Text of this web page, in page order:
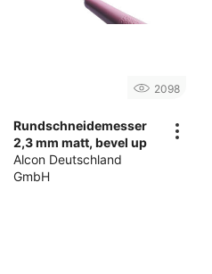
2098
Rundschneidemesser
2,3 mm matt, bevel up
Alcon Deutschland
GmbH